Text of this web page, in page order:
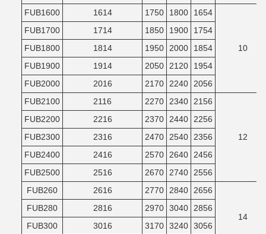
FUB1600
1614 1750 1800 1654
10
FUB1700 1714 1850 1900
1754
FUB1800
1814 1950 2000
1854
FUB1900
1914 2050 2120
1954
FUB2000
2016 2170 2240
2056
FUB2100
2116 2270 2340 2156
12
FUB2200 2216 2370 2440
2256
FUB2300
2316 2470 2540
2356
FUB2400
2416 2570 2640
2456
FUB2500
2516 2670 2740
2556
FUB260
2616 2770 2840 2656
14
FUB280 2816 2970 3040
2856
FUB300
3016 3170 3240 3056